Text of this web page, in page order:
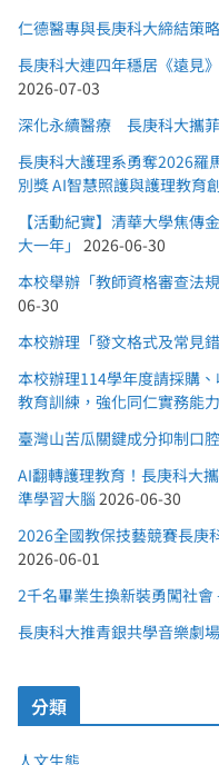
仁德醫專與長庚科大締結策
長庚科大連四年穩居《遠見
2026-07-03
深化永續醫療 長庚科大攜
長庚科大護理系勇奪2026羅
別獎 AI智慧照護與護理教育
【活動紀實】清華大學焦傳
大一年」 2026-06-30
本校舉辦「教師資格審查法
06-30
本校辦理「發文格式及常見
本校辦理114學年度請採購
教育訓練，強化同仁實務能力
臺灣山苦瓜關鍵成分抑制口
AI翻轉護理教育！長庚科大
準學習大腦 2026-06-30
2026全國教保技藝競賽長
2026-06-01
2千名畢業生換新裝勇闖社
長庚科大推青銀共學音樂劇
分類